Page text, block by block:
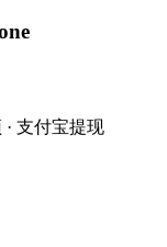
· 支付宝提现